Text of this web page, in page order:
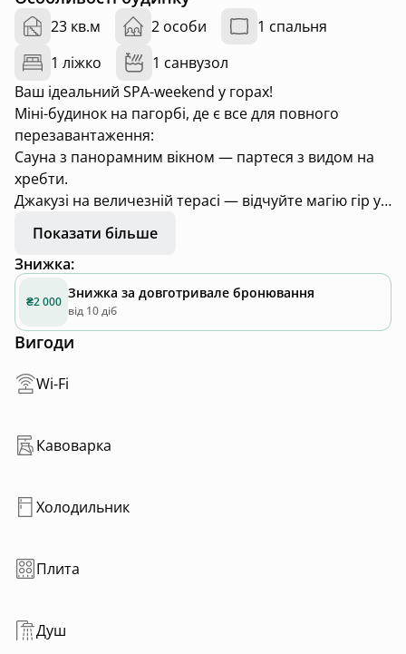
23 кв.м 2 особи
1 спальня
1 ліжко
1 санвузол
Ваш ідеальний SPA-weekend у горах!
Міні-будинок на пагорбі, де є все для повного
перезавантаження:
Сауна з панорамним вікном — партеся з видом на
хребти.
Джакузі на величезній терасі — відчуйте магію гір у
Дзеркальний фасад — естетика та приватність у
кожній деталі.
Незабутній краєвид, який залишиться у вашому
серці назавжди.
Показати більше
Знижка:
₴2 000
Знижка за довготривале бронювання
від 10 діб
Вигоди
Wi-Fi
Кавоварка
Холодильник
Плита
Душ